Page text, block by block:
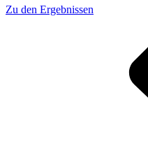
Zu den Ergebnissen